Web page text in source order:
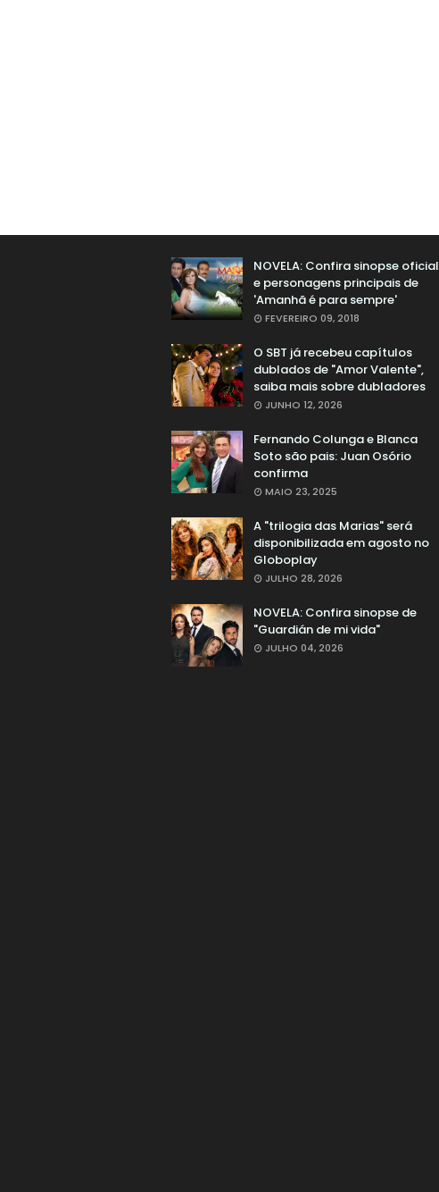
NOVELA: Confira sinopse oficial
e personagens principais de
'Amanhã é para sempre'
FEVEREIRO 09, 2018
O SBT já recebeu capítulos
dublados de "Amor Valente",
saiba mais sobre dubladores
JUNHO 12, 2026
Fernando Colunga e Blanca
Soto são pais: Juan Osório
confirma
MAIO 23, 2025
A "trilogia das Marias" será
disponibilizada em agosto no
Globoplay
JULHO 28, 2026
NOVELA: Confira sinopse de
"Guardián de mi vida"
JULHO 04, 2026